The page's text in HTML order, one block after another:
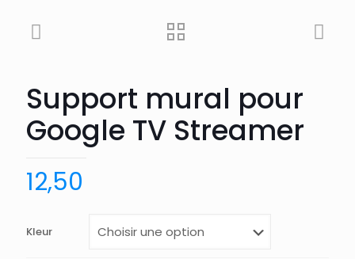
Support mural pour
Google TV Streamer
12,50
Kleur